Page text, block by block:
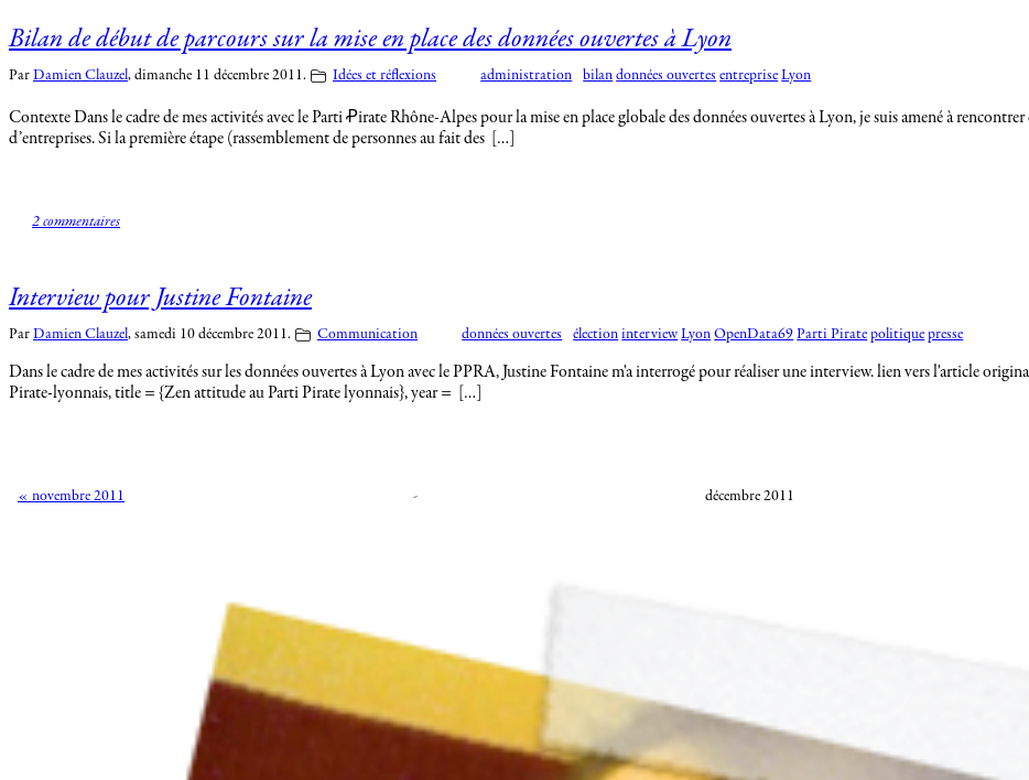
Bilan de début de parcours sur la mise en place des données ouvertes à Lyon
Par Damien Clauzel, dimanche 11 décembre 2011. Idées et réflexions administration bilan données ouvertes entreprise Lyon
Contexte Dans le cadre de mes activités avec le Parti Ꝓirate Rhône-Alpes pour la mise en place globale des données ouvertes à Lyon, je suis amené à
d’entreprises. Si la première étape (rassemblement de personnes au fait des […]
2 commentaires
Interview pour Justine Fontaine
Par Damien Clauzel, samedi 10 décembre 2011. Communication données ouvertes élection interview Lyon OpenData69 Parti Pirate politique presse
Dans le cadre de mes activités sur les données ouvertes à Lyon avec le PPRA, Justine Fontaine m'a interrogé pour réaliser une interview. lien vers l'article
Pirate-lyonnais, title = {Zen attitude au Parti Pirate lyonnais}, year = […]
« novembre 2011 - décembre 2011